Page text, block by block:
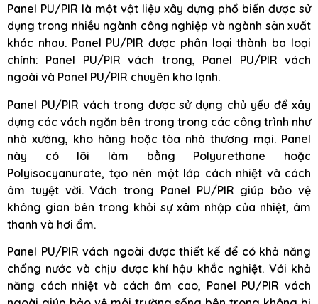
Panel PU/PIR là một vật liệu xây dựng phổ biến được sử
dụng trong nhiều ngành công nghiệp và ngành sản xuất
khác nhau. Panel PU/PIR được phân loại thành ba loại
chính: Panel PU/PIR vách trong, Panel PU/PIR vách
ngoài và Panel PU/PIR chuyên kho lạnh.
Panel PU/PIR vách trong được sử dụng chủ yếu để xây
dựng các vách ngăn bên trong trong các công trình như
nhà xưởng, kho hàng hoặc tòa nhà thương mại. Panel
này có lõi làm bằng Polyurethane hoặc
Polyisocyanurate, tạo nên một lớp cách nhiệt và cách
âm tuyệt vời. Vách trong Panel PU/PIR giúp bảo vệ
không gian bên trong khỏi sự xâm nhập của nhiệt, âm
thanh và hơi ẩm.
Panel PU/PIR vách ngoài được thiết kế để có khả năng
chống nước và chịu được khí hậu khắc nghiệt. Với khả
năng cách nhiệt và cách âm cao, Panel PU/PIR vách